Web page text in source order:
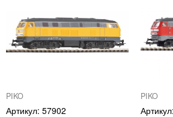
PIKO
57902
PIKO